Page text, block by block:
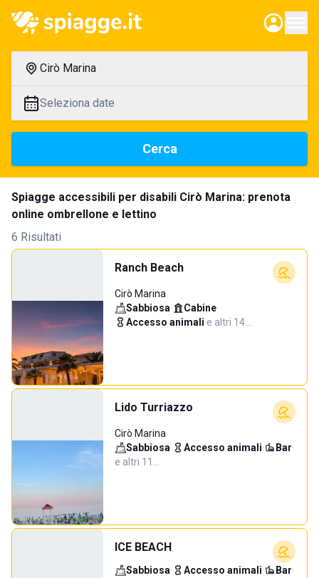
Cirò Marina
Seleziona date
Cerca
Spiagge accessibili per disabili Cirò Marina: prenota
online ombrellone e lettino
6 Risultati
Ranch Beach
Cirò Marina
Sabbiosa· Cabine·
Accesso animali·e altri 14…
Lido Turriazzo
Cirò Marina
Sabbiosa· Accesso animali· Bar·
e altri 11…
ICE BEACH
Sabbiosa· Accesso animali· Bar·